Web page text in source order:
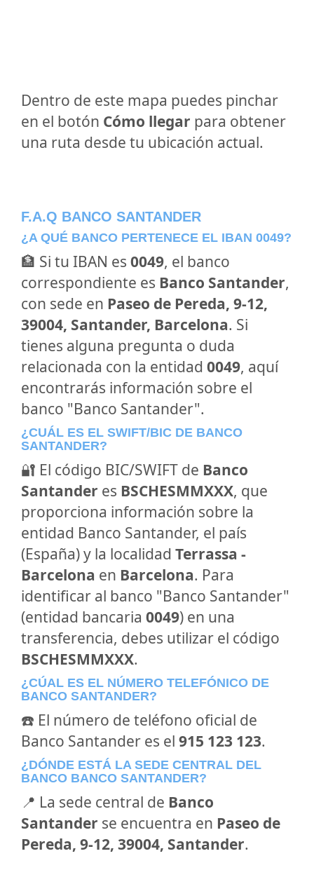
Dentro de este mapa puedes pinchar
en el botón Cómo llegar para obtener
una ruta desde tu ubicación actual.
F.A.Q BANCO SANTANDER
¿A QUÉ BANCO PERTENECE EL IBAN 0049?
🏦 Si tu IBAN es 0049, el banco
correspondiente es Banco Santander,
con sede en Paseo de Pereda, 9-12,
39004, Santander, Barcelona. Si
tienes alguna pregunta o duda
relacionada con la entidad 0049, aquí
encontrarás información sobre el
banco "Banco Santander".
¿CUÁL ES EL SWIFT/BIC DE BANCO
SANTANDER?
🔐 El código BIC/SWIFT de Banco
Santander es BSCHESMMXXX, que
proporciona información sobre la
entidad Banco Santander, el país
(España) y la localidad Terrassa -
Barcelona en Barcelona. Para
identificar al banco "Banco Santander"
(entidad bancaria 0049) en una
transferencia, debes utilizar el código
BSCHESMMXXX.
¿CÚAL ES EL NÚMERO TELEFÓNICO DE
BANCO SANTANDER?
☎️ El número de teléfono oficial de
Banco Santander es el 915 123 123.
¿DÓNDE ESTÁ LA SEDE CENTRAL DEL
BANCO BANCO SANTANDER?
📍 La sede central de Banco
Santander se encuentra en Paseo de
Pereda, 9-12, 39004, Santander.